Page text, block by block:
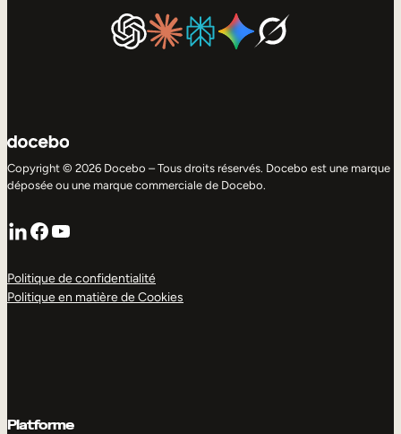
Copyright © 2026 Docebo – Tous droits réservés. Docebo est une marque
déposée ou une marque commerciale de Docebo.
LinkedIn
Facebook
YouTube
Politique de confidentialité
Politique en matière de Cookies
Platforme